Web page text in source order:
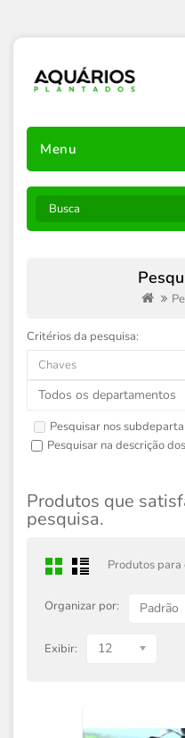
Menu
Critérios da pesquisa:
Todos os departamentos
Pesquisar nos
Pesquisar na descrição
Produtos que
pesquisa.
Produtos para
Organizar por: Padrão
Exibir: 12